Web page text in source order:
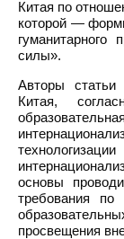
Китая по
которой —
гуманитарного
силы».
Авторы статьи
Китая,
основы
требования по
просвещения